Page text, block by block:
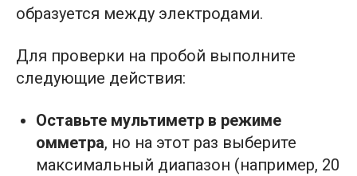
образуется между электродами.
Для проверки на пробой выполните
следующие действия:
Оставьте мультиметр в режиме
омметра, но на этот раз выберите
максимальный диапазон (например, 20